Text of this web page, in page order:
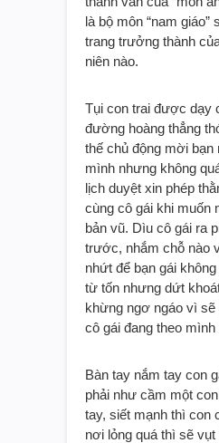
là bộ môn “nam giáo”
trang trưởng thành
niên nào.
Tụi con trai được dạy
đường hoàng thẳng
thế chủ động mời bạn
mình nhưng không
lịch duyệt xin phép
cùng cô gái khi muốn
bản vũ. Dìu cô gái ra
trước, nhắm chỗ nào
nhứt để bạn gái
từ tốn nhưng dứt
khừng ngơ ngáo vì sẽ
cô gái đang theo mình
Bàn tay nắm tay con
phải như cầm một
tay, siết mạnh thì con
nơi lỏng quá thì sẽ